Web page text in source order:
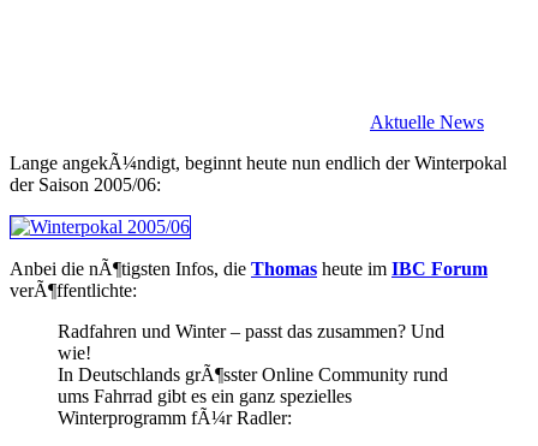
Aktuelle News
Lange angekÃ¼ndigt, beginnt heute nun endlich der Winterpokal
der Saison 2005/06:
Anbei die nÃ¶tigsten Infos, die Thomas heute im IBC Forum
verÃ¶ffentlichte:
Radfahren und Winter – passt das zusammen? Und
wie!
In Deutschlands grÃ¶sster Online Community rund
ums Fahrrad gibt es ein ganz spezielles
Winterprogramm fÃ¼r Radler: